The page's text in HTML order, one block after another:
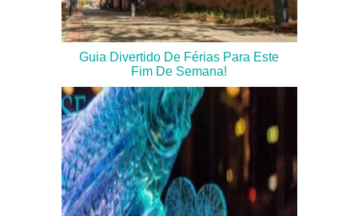
Guia Divertido De Férias Para Este
Fim De Semana!